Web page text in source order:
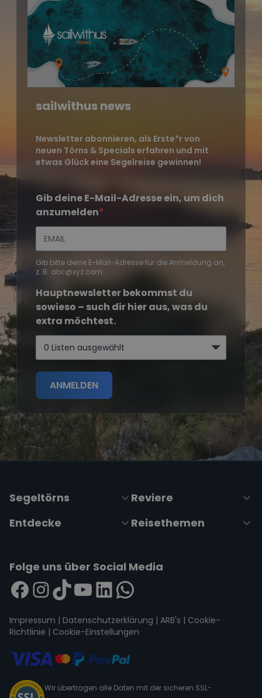
sailwithus news
Newsletter abonnieren, als Erste*r von
neuen Törns & Specials erfahren und mit
etwas Glück eine Segelreise gewinnen!
Gib deine E-Mail-Adresse ein, um dich
anzumelden
Gib bitte deine E-Mail-Adresse für die Anmeldung an,
z. B. abc@xyz.com.
Hauptnewsletter bekommst du
sowieso – such dir hier aus, was du
extra möchtest.
0 Listen ausgewählt
ANMELDEN
Segeltörns
Reviere
Entdecke
Reisethemen
Folge uns über Social Media
Impressum | Datenschutzerklärung | ARB's | Cookie-
Richtlinie | Cookie-Einstellungen
Wir übertragen alle Daten mit der sicheren SSL-